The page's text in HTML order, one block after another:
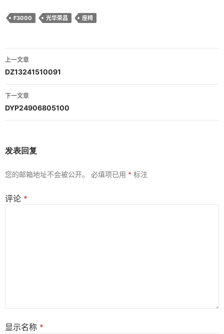
F3000 光华荣昌 座椅
文
章
导
航
上一文章
DZ13241510091
下一文章
DYP24906805100
发表回复
您的邮箱地址不会被公开。 必填项已用 * 标注
评论 *
显示名称 *